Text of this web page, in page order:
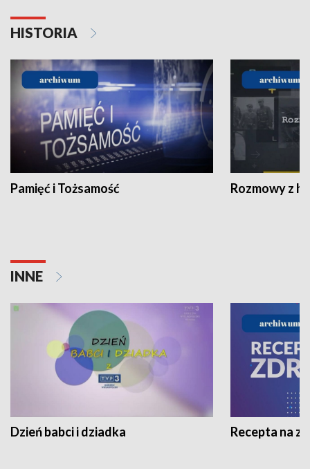
HISTORIA
Pamięć i Tożsamość Rozmowy z
INNE
Dzień babci i dziadka Recepta na